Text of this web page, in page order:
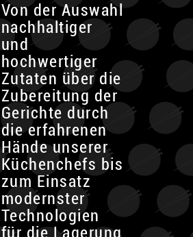
Von der Auswahl
nachhaltiger
und
hochwertiger
Zutaten über die
Zubereitung der
Gerichte durch
die erfahrenen
Hände unserer
Küchenchefs bis
zum Einsatz
modernster
Technologien
für die Lagerung